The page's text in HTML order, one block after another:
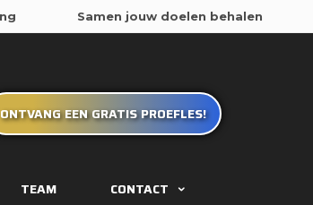
TEAM CONTACT
ONTVANG EEN GRATIS PROEFLES!